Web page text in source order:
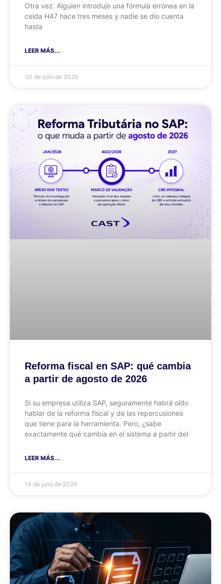
Otra vez. Alguien introdujo una fórmula errónea en la
celda H47 hace tres meses y nadie se dio cuenta
hasta
LEER MÁS...
30 de julio de 2026
Reforma fiscal en SAP: qué cambia
a partir de agosto de 2026
Si su empresa utiliza SAP, seguramente habrá oído
hablar de la reforma fiscal y de las repercusiones
que tiene para la herramienta. Pero, ¿sabe
exactamente qué cambia en el sistema a partir del
LEER MÁS...
14 de julio de 2026